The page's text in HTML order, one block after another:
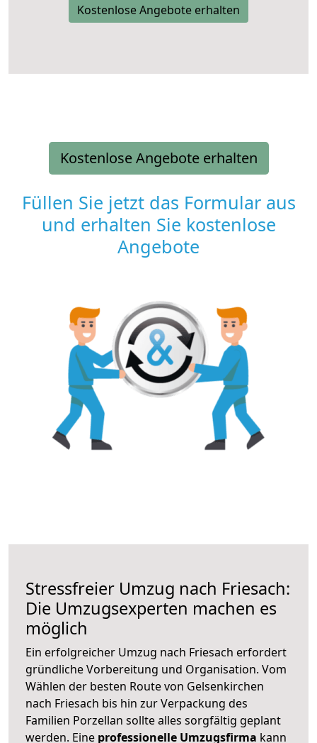
Kostenlose Angebote erhalten
Kostenlose Angebote erhalten
Füllen Sie jetzt das Formular aus
und erhalten Sie kostenlose
Angebote
Stressfreier Umzug nach Friesach:
Die Umzugsexperten machen es
möglich
Ein erfolgreicher Umzug nach Friesach erfordert
gründliche Vorbereitung und Organisation. Vom
Wählen der besten Route von Gelsenkirchen
nach Friesach bis hin zur Verpackung des
Familien Porzellan sollte alles sorgfältig geplant
werden. Eine professionelle Umzugsfirma kann